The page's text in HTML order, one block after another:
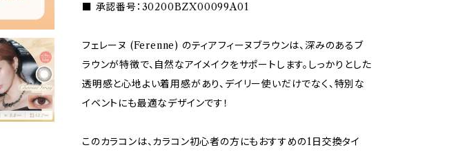
■ 承認番号：30200BZX00099A01
フェレーヌ (Ferenne) のティアフィーヌブラウンは、深みのあるブ
ラウンが特徴で、自然なアイメイクをサポートします。しっかりとした
透明感と心地よい着用感があり、デイリー使いだけでなく、特別な
イベントにも最適なデザインです！
このカラコンは、カラコン初心者の方にもおすすめの1日交換タイ